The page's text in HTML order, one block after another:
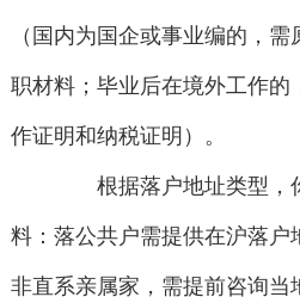
（国内为国企或事业编的，
职材料；毕业后在境外工作的
作证明和纳税证明）。
根据落户地址类型，
料：落公共户需提供在沪落户
非直系亲属家，需提前咨询当